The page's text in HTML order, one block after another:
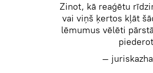
Zinot, kā reaģētu
vai viņš ķertos kļāt
lēmumus vēlēti
—